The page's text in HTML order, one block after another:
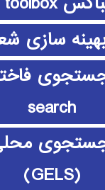
سازی
search
جستجوی
(GELS)